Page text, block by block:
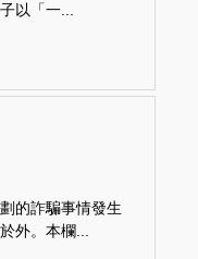
以「一...
的詐騙事情發生
外。本欄...